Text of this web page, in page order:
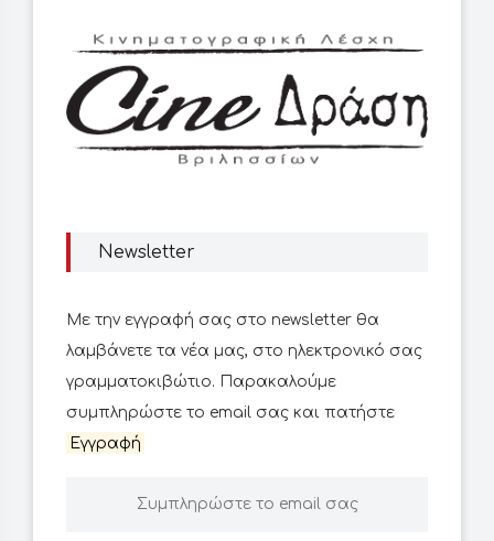
Newsletter
Με την εγγραφή σας στο newsletter θα
λαμβάνετε τα νέα μας, στο ηλεκτρονικό σας
γραμματοκιβώτιο. Παρακαλούμε
συμπληρώστε το email σας και πατήστε
Εγγραφή